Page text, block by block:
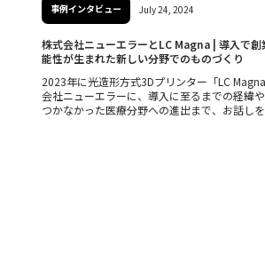
事例インタビュー July 24, 2024
株式会社ニューエラーとLC Magna | 導入で
能性が生まれた新しい分野でのものづくり
2023年に光造形方式3Dプリンター「LC
会社ニューエラーに、導入に至るまでの経緯
つかなかった医療分野への進出まで、お話しを